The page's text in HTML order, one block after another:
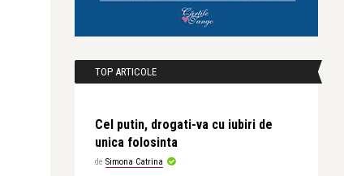
TOP ARTICOLE
Cel putin, drogati-va cu iubiri de
unica folosinta
de Simona Catrina